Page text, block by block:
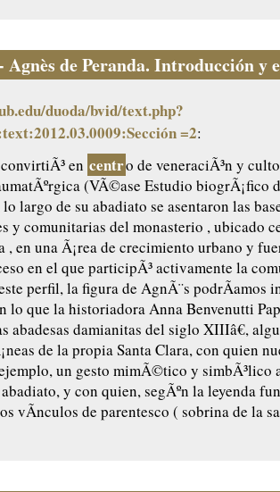
Agnès de Peranda. Introducción y
duoda/bvid/text.php?
=2:
en centro de veneraciÃ³n y
(VÃ©ase Estudio biogrÃ¡fico
largo de su abadiato se asentaron las
y comunitarias del monasterio , ubicado
, en una Ã¡rea de crecimiento urbano y
en el que participÃ³ activamente la
perfil, la figura de AgnÃ¨s podrÃ­amos
lo que la historiadora Anna Benvenutti
abadesas damianitas del siglo XIIIâ€,
de la propia Santa Clara, con quien
un gesto mimÃ©tico y simbÃ³lico
y con quien, segÃºn la leyenda
vÃ­nculos de parentesco ( sobrina de la